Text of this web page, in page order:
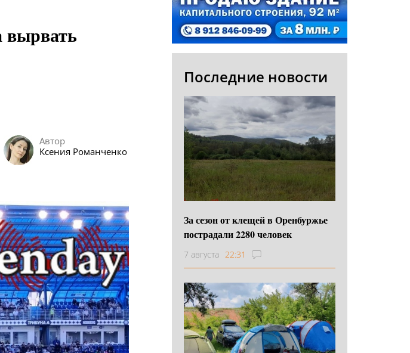
вырвать
Автор
Ксения Романченко
Последние новости
За сезон от клещей в Оренбуржье
пострадали 2280 человек
7 августа 22:31